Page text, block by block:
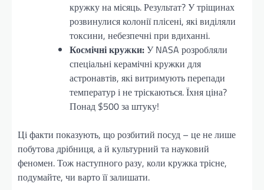
кружку на місяць. Результат? У тріщинах
розвинулися колонії плісені, які виділяли
токсини, небезпечні при вдиханні.
Космічні кружки:У NASA розробляли
спеціальні керамічні кружки для
астронавтів, які витримують перепади
температур і не тріскаються. Їхня ціна?
Понад $500 за штуку!
Ці факти показують, що розбитий посуд – це не лише
побутова дрібниця, а й культурний та науковий
феномен. Тож наступного разу, коли кружка трісне,
подумайте, чи варто її залишати.